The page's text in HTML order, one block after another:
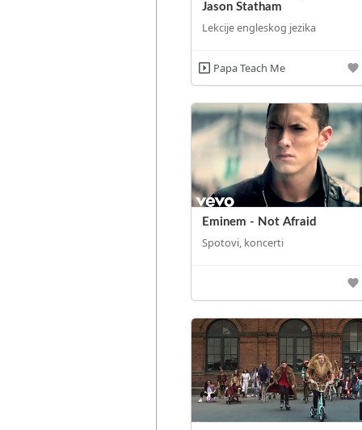
Jason Statham
Lekcije engleskog jezika
Papa Teach Me
Eminem - Not Afraid
Spotovi, koncerti